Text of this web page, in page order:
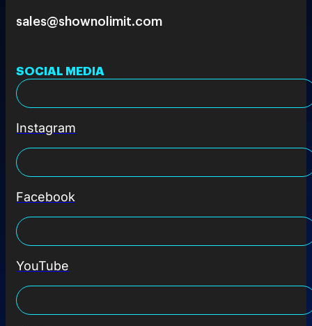
sales@shownolimit.com
SOCIAL MEDIA
Instagram
Facebook
YouTube